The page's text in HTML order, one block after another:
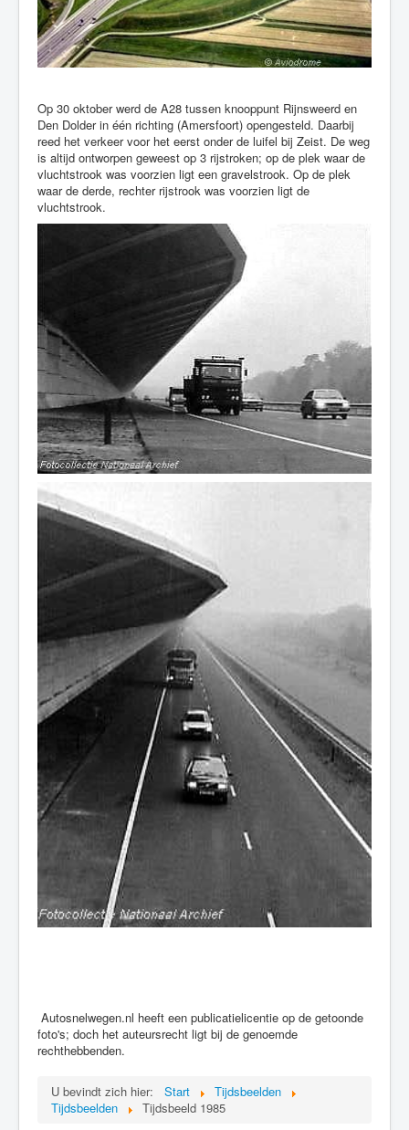
Op 30 oktober werd de A28 tussen knooppunt Rijnsweerd en
Den Dolder in één richting (Amersfoort) opengesteld. Daarbij
reed het verkeer voor het eerst onder de luifel bij Zeist. De weg
is altijd ontworpen geweest op 3 rijstroken; op de plek waar de
vluchtstrook was voorzien ligt een gravelstrook. Op de plek
waar de derde, rechter rijstrook was voorzien ligt de
vluchtstrook.
Autosnelwegen.nl heeft een publicatielicentie op de getoonde
foto's; doch het auteursrecht ligt bij de genoemde
rechthebbenden.
U bevindt zich hier: Start
Tijdsbeelden
Tijdsbeelden
Tijdsbeeld 1985